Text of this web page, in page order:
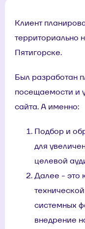
Клиент
территориально
Пятигорске.
Был разработан
посещаемости и
сайта. А именно:
Подбор и
для
целевой
Далее - это
системных
внедрение